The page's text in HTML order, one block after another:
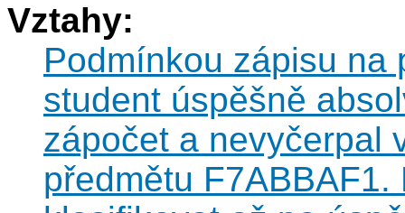
Vztahy:
Podmínkou zápisu na
student úspěšně
zápočet a nevyčerpal
předmětu